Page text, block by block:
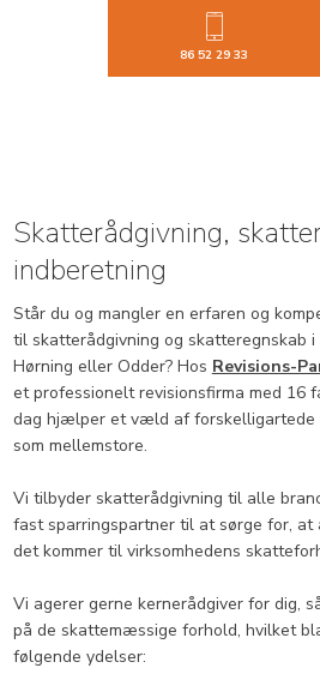
86 52 29 33
Skatterådgivning,
indberetning
​Står du og mangler en erfaren og
til skatterådgivning og skatteregnskab i
Hørning eller Odder? Hos Revisions-
et professionelt revisionsfirma med 16
dag hjælper et væld af forskelligartede
som mellemstore.
Vi tilbyder skatterådgivning til alle
fast sparringspartner til at sørge for, at
det kommer til virksomhedens
Vi agerer gerne kernerådgiver for dig,
på de skattemæssige forhold, hvilket
følgende ydelser: